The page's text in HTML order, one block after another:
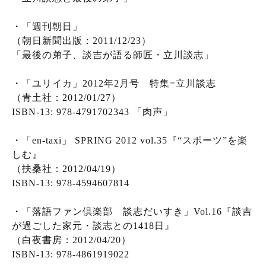
・「週刊朝日」
（朝日新聞出版：2011/12/23）
「最後の弟子、談吉が語る師匠・立川談志」
・「ユリイカ」2012年2月号 特集=立川談志
（青土社：2012/01/27）
ISBN-13: 978-4791702343 「肉声」
・「en-taxi」 SPRING 2012 vol.35『“スポーツ”を楽
しむ』
（扶桑社：2012/04/19）
ISBN-13: 978-4594607814
・「落語ファン倶楽部 談志だいすき」Vol.16『談吉
が過ごした家元・談志との1418日』
（白夜書房：2012/04/20）
ISBN-13: 978-4861919022